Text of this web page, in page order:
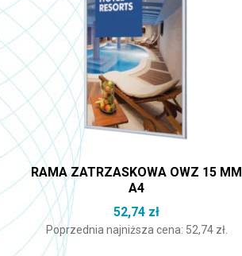
RAMA ZATRZASKOWA OWZ 15 MM
A4
52,74 zł
Poprzednia najniższa cena: 52,74 zł.